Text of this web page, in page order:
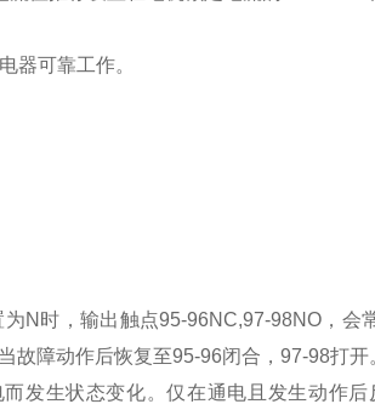
器可靠工作。
N时，输出触点95-96NC,97-98NO，会
障动作后恢复至95-96闭合，97-98打开
发生状态变化。仅在通电且发生动作后